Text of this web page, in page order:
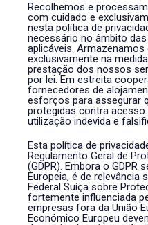
Recolhemos e
com cuidado e
nesta política de
necessário no âmbito
aplicáveis.
exclusivamente na
prestação dos nossos
por lei. Em estreita
fornecedores de
esforços para assegurar
protegidas contra acesso
utilização indevida e
Esta política de
Regulamento Geral de
(GDPR). Embora o GDPR
Europeia, é de relevância
Federal Suíça sobre
fortemente influenciada
empresas fora da União
Económico Europeu